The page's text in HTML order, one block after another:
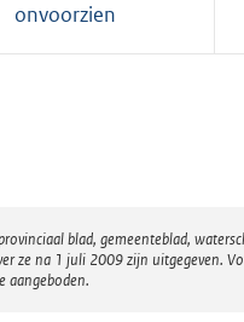
onvoorzien
blad, gemeenteblad,
ze na 1 juli 2009 zijn uitgegeven.
aangeboden.